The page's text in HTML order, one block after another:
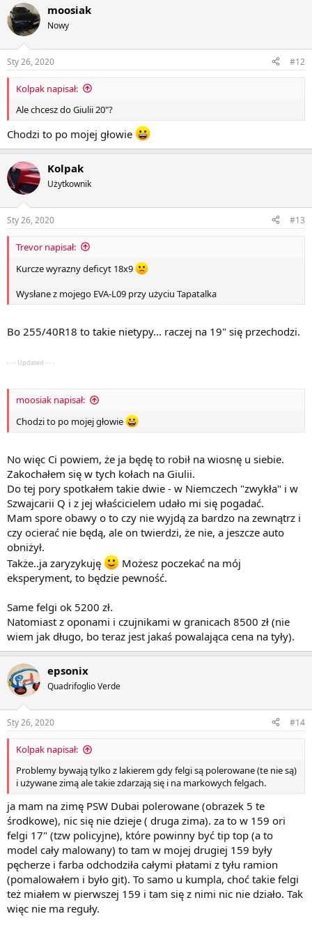
moosiak
Nowy
Sty 26, 2020 #12
Kolpak napisał:
Ale chcesz do Giulii 20"?
Chodzi to po mojej głowie
Kolpak
Użytkownik
Sty 26, 2020 #13
Trevor napisał:
Kurcze wyrazny deficyt 18x9
Wysłane z mojego EVA-L09 przy użyciu Tapatalka
Bo 255/40R18 to takie nietypy... raczej na 19" się przechodzi.
- - - Updated - - -
moosiak napisał:
Chodzi to po mojej głowie
No więc Ci powiem, że ja będę to robił na wiosnę u siebie.
Zakochałem się w tych kołach na Giulii.
Do tej pory spotkałem takie dwie - w Niemczech "zwykła" i w
Szwajcarii Q i z jej właścicielem udało mi się pogadać.
Mam spore obawy o to czy nie wyjdą za bardzo na zewnątrz i
czy ocierać nie będą, ale on twierdzi, że nie, a jeszcze auto
obniżył.
Także..ja zaryzykuję
Możesz poczekać na mój
eksperyment, to będzie pewność.
Same felgi ok 5200 zł.
Natomiast z oponami i czujnikami w granicach 8500 zł (nie
wiem jak długo, bo teraz jest jakaś powalająca cena na tyły).
epsonix
Quadrifoglio Verde
Sty 26, 2020 #14
Kolpak napisał:
Problemy bywają tylko z lakierem gdy felgi są polerowane (te nie są)
i używane zimą ale takie zdarzają się i na markowych felgach.
ja mam na zimę PSW Dubai polerowane (obrazek 5 te
środkowe), nic się nie dzieje ( druga zima). za to w 159 ori
felgi 17" (tzw policyjne), które powinny być tip top (a to
model cały malowany) to tam w mojej drugiej 159 były
pęcherze i farba odchodziła całymi płatami z tyłu ramion
(pomalowałem i było git). To samo u kumpla, choć takie felgi
też miałem w pierwszej 159 i tam się z nimi nic nie działo. Tak
więc nie ma reguły.